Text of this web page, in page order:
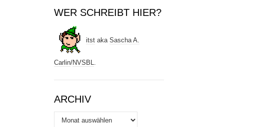
WER SCHREIBT HIER?
itst aka Sascha A.
Carlin/NVSBL.
ARCHIV
Archiv